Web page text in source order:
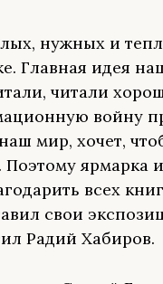
нужных и
Главная идея
читали
войну
мир, хочет,
ярмарка
всех
свои
Радий Хабиров.